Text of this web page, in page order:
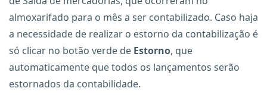
almoxarifado para o mês a ser contabilizado. Caso haja
a necessidade de realizar o estorno da contabilização é
só clicar no botão verde de Estorno, que
automaticamente que todos os lançamentos serão
estornados da contabilidade.